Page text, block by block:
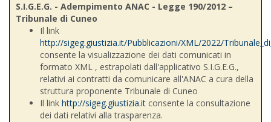
S.I.G.E.G. - Adempimento ANAC - Legge 190/2012 –
Tribunale di Cuneo
Il link
http://sigeg.giustizia.it/Pubblicazioni/XML/2022/
consente la visualizzazione dei dati comunicati in
formato XML , estrapolati dall'applicativo S.I.G.E.G.,
relativi ai contratti da comunicare all'ANAC a cura della
struttura proponente Tribunale di Cuneo
Il link http://sigeg.giustizia.it consente la consultazione
dei dati relativi alla trasparenza.